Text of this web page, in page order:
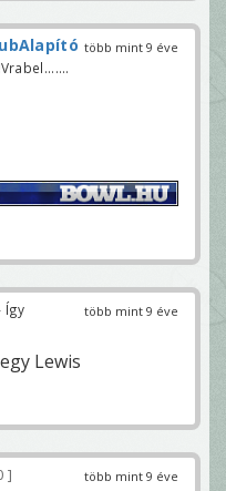
több mint 9 éve
több mint 9 éve
Lewis
több mint 9 éve